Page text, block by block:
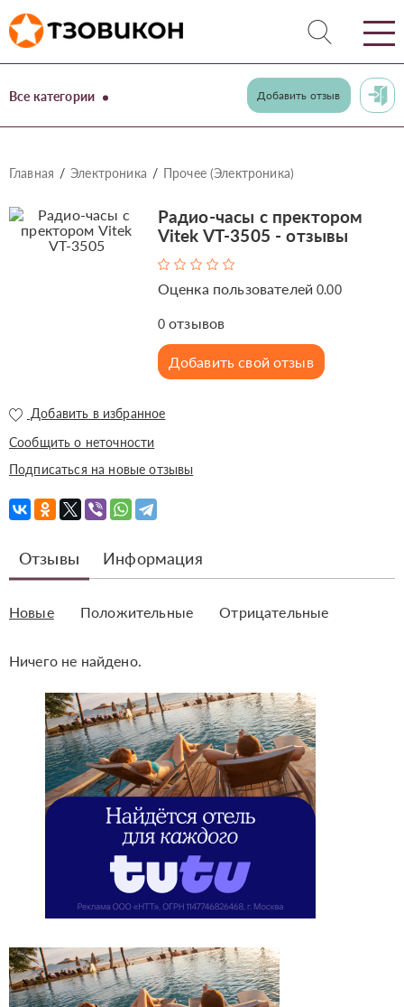
Все категории Добавить отзыв
Главная Электроника Прочее (Электроника)
Радио-часы с пректором
Vitek VT-3505 - отзывы
Оценка пользователей0.00
0отзывов
Добавить свой отзыв
Добавить в избранное
Сообщить о неточности
Подписаться на новые отзывы
Отзывы Информация
Новые Положительные Отрицательные
Ничего не найдено.